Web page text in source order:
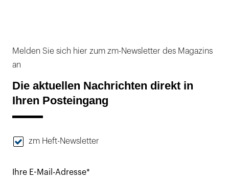
Melden Sie sich hier zum zm-Newsletter des Magazins
an
Die aktuellen Nachrichten direkt in
Ihren Posteingang
zm Heft-Newsletter
Ihre E-Mail-Adresse*